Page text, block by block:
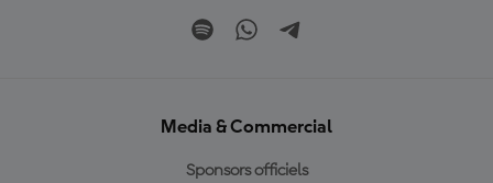
Media & Commercial
Sponsors officiels